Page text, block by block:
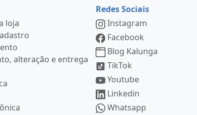
loja
alteração e entrega
Redes Sociais
Instagram
Facebook
Blog Kalunga
TikTok
Youtube
Linkedin
Whatsapp